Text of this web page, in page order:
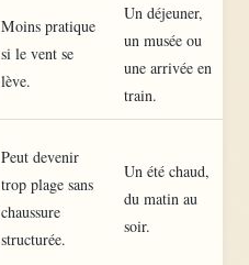
Moins pratique
si le vent se
lève.
Un déjeuner,
un musée ou
une arrivée en
train.
Peut devenir
trop plage sans
chaussure
structurée.
Un été chaud,
du matin au
soir.